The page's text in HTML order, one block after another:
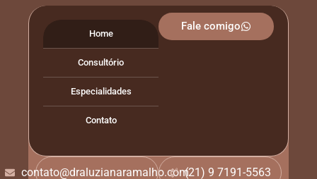
Home
Consultório
Especialidades
Contato
Fale comigo
contato@draluzianaramalho.com(21) 9 7191-5563